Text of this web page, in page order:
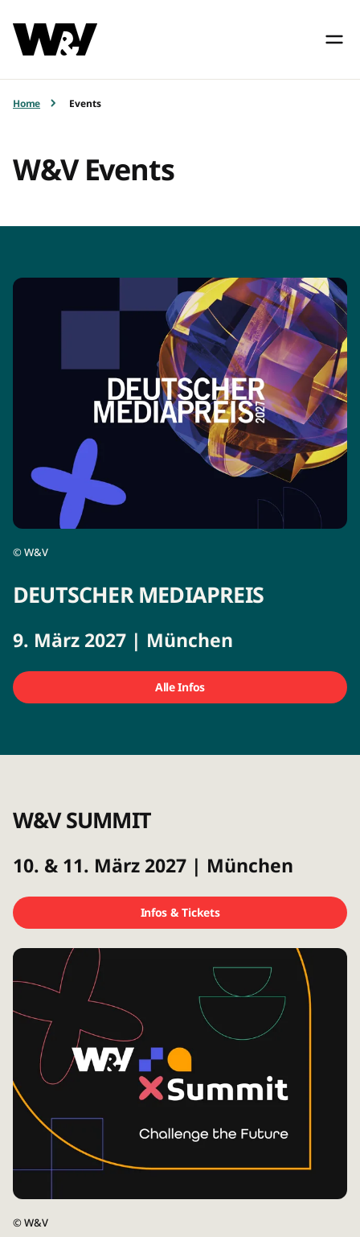
Home Events
W&V Events
©W&V
DEUTSCHER MEDIAPREIS
9. März 2027 | München
Alle Infos
©W&V
W&V SUMMIT
10. & 11. März 2027 | München
Infos & Tickets